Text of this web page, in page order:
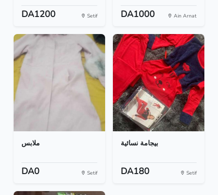
DA1200 Setif DA1000 Ain Arnat
ملابس
DA0 Setif
بيجامة نسائية
DA180 Setif